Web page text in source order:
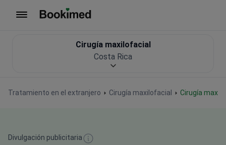
Tratamiento en el extranjero Cirugía maxilofacial Cirugía
Cirugía maxilofacial
Costa Rica
Divulgación publicitaria